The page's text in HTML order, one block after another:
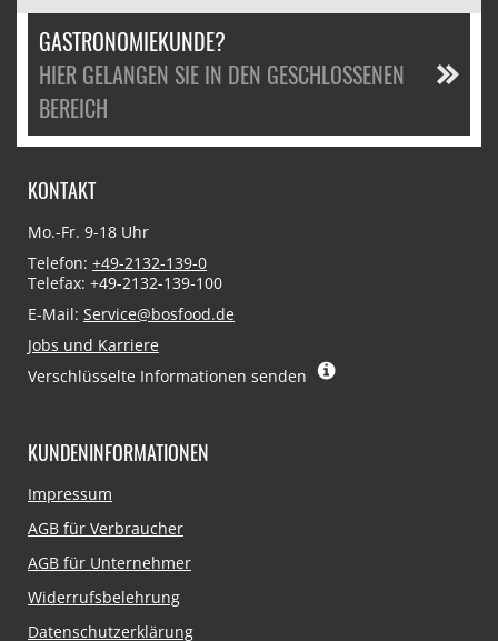
GASTRONOMIEKUNDE?
HIER GELANGEN SIE IN DEN GESCHLOSSENEN
BEREICH
KONTAKT
Mo.-Fr. 9-18 Uhr
Telefon: +49-2132-139-0
Telefax: +49-2132-139-100
E-Mail: Service@bosfood.de
Jobs und Karriere
Verschlüsselte Informationen senden
KUNDENINFORMATIONEN
Navigation
Impressum
AGB für Verbraucher
AGB für Unternehmer
Widerrufsbelehrung
Datenschutzerklärung